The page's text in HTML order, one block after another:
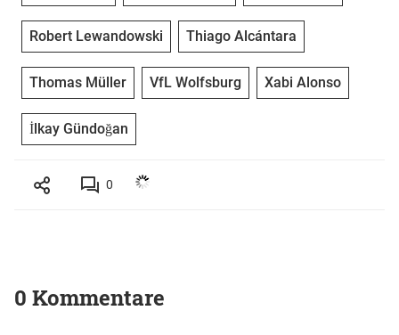
Robert Lewandowski Thiago Alcántara
Thomas Müller VfL Wolfsburg Xabi Alonso
İlkay Gündoğan
0
0 Kommentare